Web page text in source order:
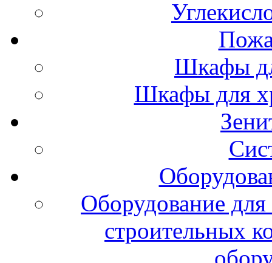
Шкафы
Шкафы для
Оборудование
строительных